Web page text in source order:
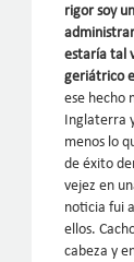
rigor soy
estaría tal
geriátrico
ese hecho
Inglaterra
menos lo
de éxito
vejez en
noticia fui
ellos.
cabeza y